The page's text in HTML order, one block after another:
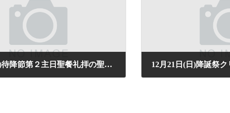
12月7日(日)待降節第２主日聖餐礼拝の聖書箇所と讃美歌のご案内